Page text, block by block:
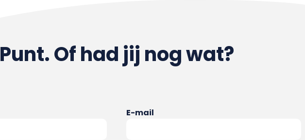
Punt. Of had jij nog wat?
E-mail